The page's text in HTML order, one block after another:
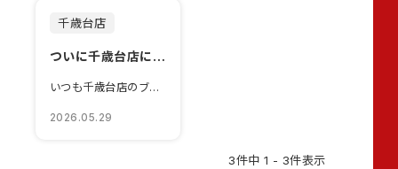
千歳台店
2026.05.29
ついに千歳台店にも気ましたっ！！
いつも千歳台店のブログをご覧いただきありがとうございます！連日話題の【Super...
3件中 1 - 3件表示